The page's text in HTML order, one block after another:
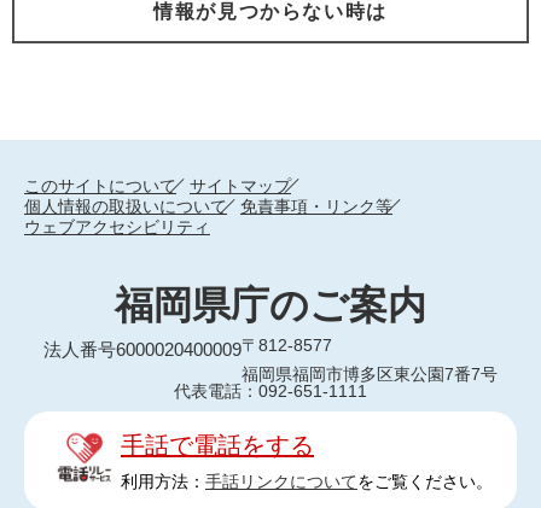
情報が見つからない時は
このサイトについて
サイトマップ
個人情報の取扱いについて
免責事項・リンク等
ウェブアクセシビリティ
福岡県庁のご案内
法人番号6000020400009〒812-8577
福岡県福岡市博多区東公園7番7号
代表電話：092-651-1111
手話で電話をする
利用方法： 手話リンクについてをご覧ください。